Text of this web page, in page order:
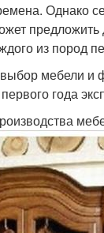
Однако
из пород
мебели и
года